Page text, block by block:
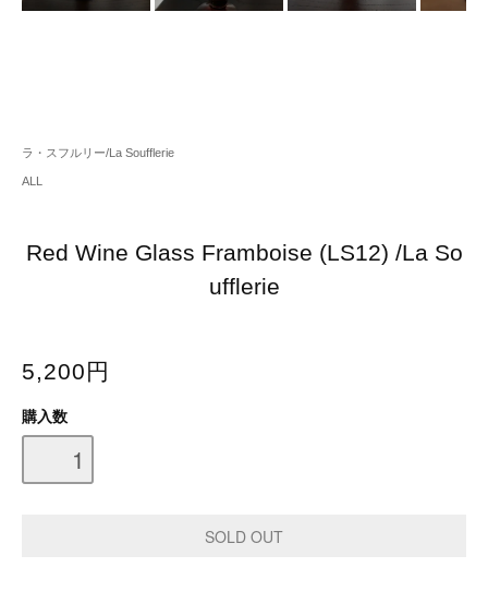
ラ・スフルリー/La Soufflerie
ALL
Red Wine Glass Framboise (LS12) /La So
ufflerie
5,200円
購入数